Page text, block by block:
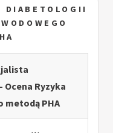
DIABETOLOGII
Ryzyka
metodą PHA